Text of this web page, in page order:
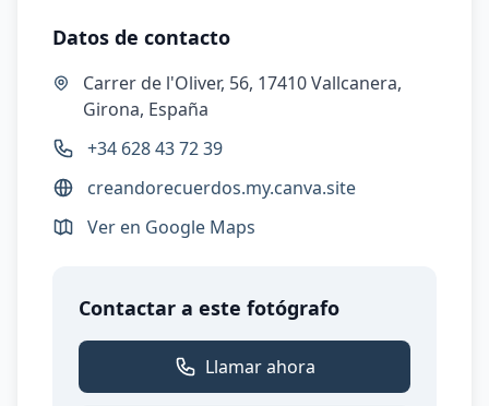
Datos de contacto
Carrer de l'Oliver, 56, 17410 Vallcanera,
Girona, España
+34 628 43 72 39
creandorecuerdos.my.canva.site
Ver en Google Maps
Contactar a este fotógrafo
Llamar ahora